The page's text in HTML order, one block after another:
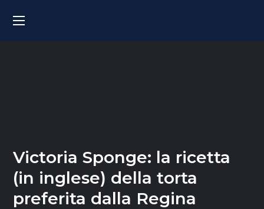
Victoria Sponge: la ricetta
(in inglese) della torta
preferita dalla Regina